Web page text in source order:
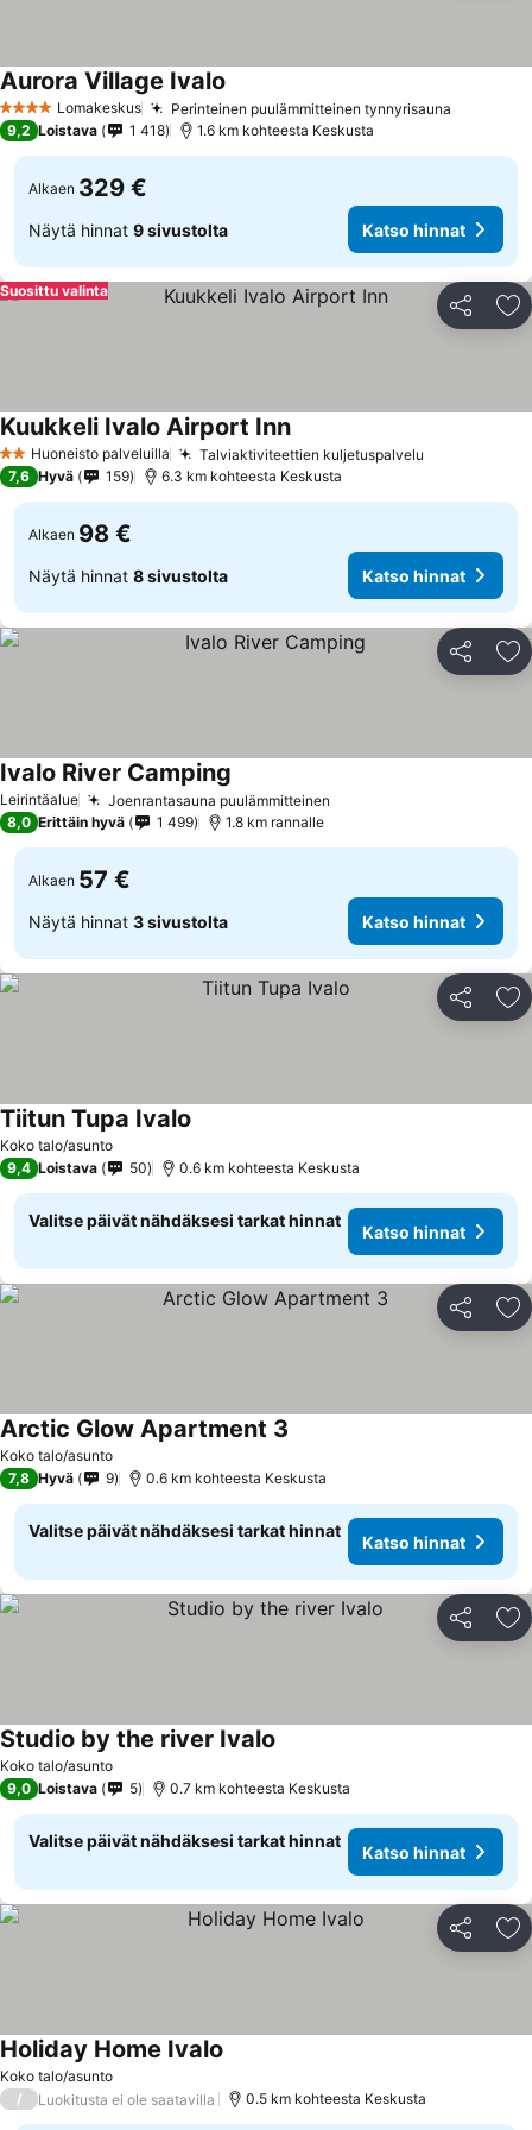
4 TähtiluokitusLomakeskus Perinteinen puulämmitteinen tynnyrisauna
Aurora Village Ivalo
9,2 Loistava 1 418 1.6 km kohteesta Keskusta
Alkaen 329 €
Näytä hinnat 9 sivustolta Katso hinnat
Jaa
Suosittu valinta
2 Tähtiluokitus
Huoneisto palveluilla Talviaktiviteettien kuljetuspalvelu
Kuukkeli Ivalo Airport InnKatso hinnat
7,6 Hyvä 159 6.3 km kohteesta Keskusta
Alkaen 98 €
Näytä hinnat 8 sivustolta Katso hinnat
Jaa
Leirintäalue Joenrantasauna puulämmitteinen
Ivalo River Camping
8,0 Erittäin hyvä 1 499 1.8 km rannalle
Alkaen 57 €
Näytä hinnat 3 sivustolta Katso hinnat
Jaa
Koko talo/asunto
Tiitun Tupa Ivalo
9,4 Loistava 50 0.6 km kohteesta Keskusta
Valitse päivät nähdäksesi tarkat hinnat
Katso hinnat
Jaa
Koko talo/asunto
Arctic Glow Apartment 3
7,8 Hyvä 9 0.6 km kohteesta Keskusta
Valitse päivät nähdäksesi tarkat hinnat
Katso hinnat
Jaa
Koko talo/asunto
Studio by the river Ivalo
9,0 Loistava 5 0.7 km kohteesta Keskusta
Valitse päivät nähdäksesi tarkat hinnat
Katso hinnat
Jaa
Koko talo/asunto
Holiday Home Ivalo
/ Luokitusta ei ole saatavilla 0.5 km kohteesta Keskusta